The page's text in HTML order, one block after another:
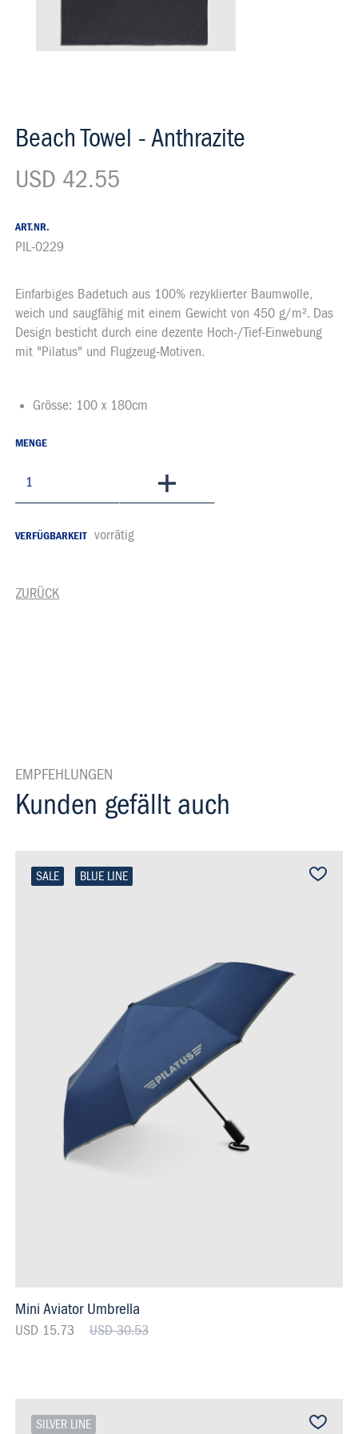
Beach Towel - Anthrazite
USD 42.55
ART.NR.
PIL-0229
Beschrieb
Einfarbiges Badetuch aus 100% rezyklierter Baumwolle,
weich und saugfähig mit einem Gewicht von 450 g/m². Das
Design besticht durch eine dezente Hoch-/Tief-Einwebung
mit "Pilatus" und Flugzeug-Motiven.
Grösse: 100 x 180cm
MENGE
VERFÜGBARKEIT vorrätig
ZURÜCK
EMPFEHLUNGEN
Kunden gefällt auch
SALE BLUE LINE
Mini Aviator Umbrella
USD 15.73 USD 30.53
SILVER LINE